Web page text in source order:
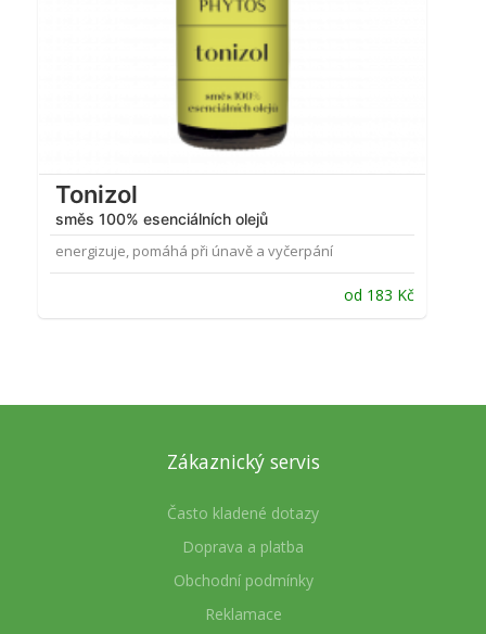
Tonizol
směs 100% esenciálních olejů
energizuje, pomáhá při únavě a vyčerpání
od 183 Kč
Zákaznický servis
Často kladené dotazy
Doprava a platba
Obchodní podmínky
Reklamace